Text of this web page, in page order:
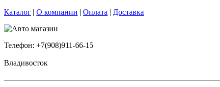
Каталог | О компании | Оплата | Доставка
Телефон: +7(908)911-66-15
Владивосток